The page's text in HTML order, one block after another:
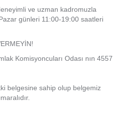
ve uzman kadromuzla
günleri 11:00-19:00 saatleri
Komisyoncuları Odası nın 4557
belgesine sahip olup belgemiz